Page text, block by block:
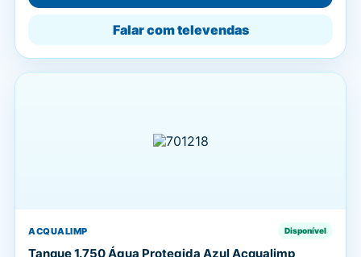
Falar com televendas
ACQUALIMP Disponível
Tanque 1.750 Água Protegida Azul Acqualimp